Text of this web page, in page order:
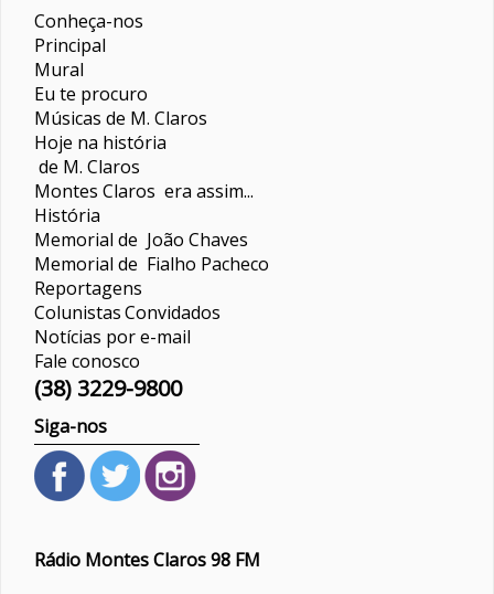
Conheça-nos
Principal
Mural
Eu te procuro
Músicas de M. Claros
Hoje na história
de M. Claros
Montes Claros era assim...
História
Memorial de João Chaves
Memorial de Fialho Pacheco
Reportagens
ColunistasConvidados
Notícias por e-mail
Fale conosco
(38) 3229-9800
Siga-nos
Rádio Montes Claros 98 FM